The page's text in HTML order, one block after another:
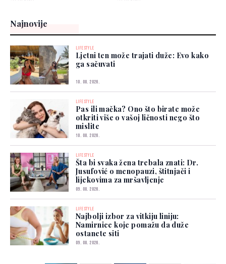
Najnovije
LIFESTYLE
Ljetni ten može trajati duže: Evo kako
ga sačuvati
10. 08. 2026.
LIFESTYLE
Pas ili mačka? Ono što birate može
otkriti više o vašoj ličnosti nego što
mislite
10. 08. 2026.
LIFESTYLE
Šta bi svaka žena trebala znati: Dr.
Jusufović o menopauzi, štitnjači i
lijekovima za mršavljenje
09. 08. 2026.
LIFESTYLE
Najbolji izbor za vitkiju liniju:
Namirnice koje pomažu da duže
ostanete siti
09. 08. 2026.